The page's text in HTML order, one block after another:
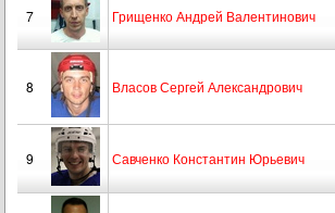
7 Грищенко Андрей Валентинович
8 Власов Сергей Александрович
9 Савченко Константин Юрьевич